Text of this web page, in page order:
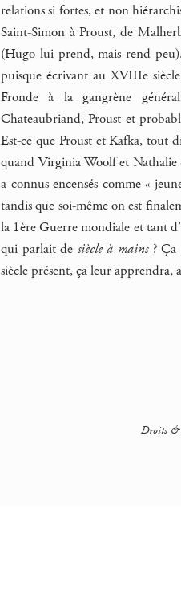
relations si fortes, et non
Saint-Simon à Proust, de
(Hugo lui prend, mais rend
puisque écrivant au XVIIIe
Fronde à la gangrène
Chateaubriand, Proust et
Est-ce que Proust et Kafka, tout
quand Virginia Woolf et Nathalie
a connus encensés comme «
tandis que soi-même on est
la 1ère Guerre mondiale et tant
qui parlait de siècle à mains? Ça
siècle présent, ça leur apprendra,
Droits &